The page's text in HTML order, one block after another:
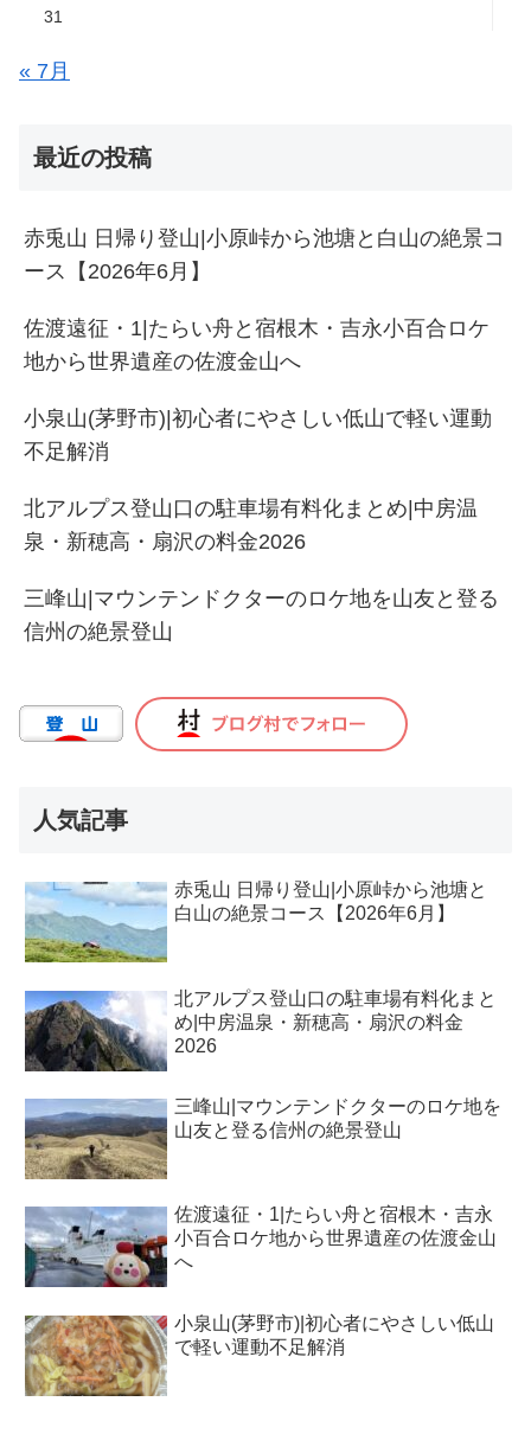
31
« 7月
最近の投稿
赤兎山 日帰り登山|小原峠から池塘と白山の絶景コ
ース【2026年6月】
佐渡遠征・1|たらい舟と宿根木・吉永小百合ロケ
地から世界遺産の佐渡金山へ
小泉山(茅野市)|初心者にやさしい低山で軽い運動
不足解消
北アルプス登山口の駐車場有料化まとめ|中房温
泉・新穂高・扇沢の料金2026
三峰山|マウンテンドクターのロケ地を山友と登る
信州の絶景登山
人気記事
赤兎山 日帰り登山|小原峠から池塘と
白山の絶景コース【2026年6月】
北アルプス登山口の駐車場有料化まと
め|中房温泉・新穂高・扇沢の料金
2026
三峰山|マウンテンドクターのロケ地を
山友と登る信州の絶景登山
佐渡遠征・1|たらい舟と宿根木・吉永
小百合ロケ地から世界遺産の佐渡金山
へ
小泉山(茅野市)|初心者にやさしい低山
で軽い運動不足解消